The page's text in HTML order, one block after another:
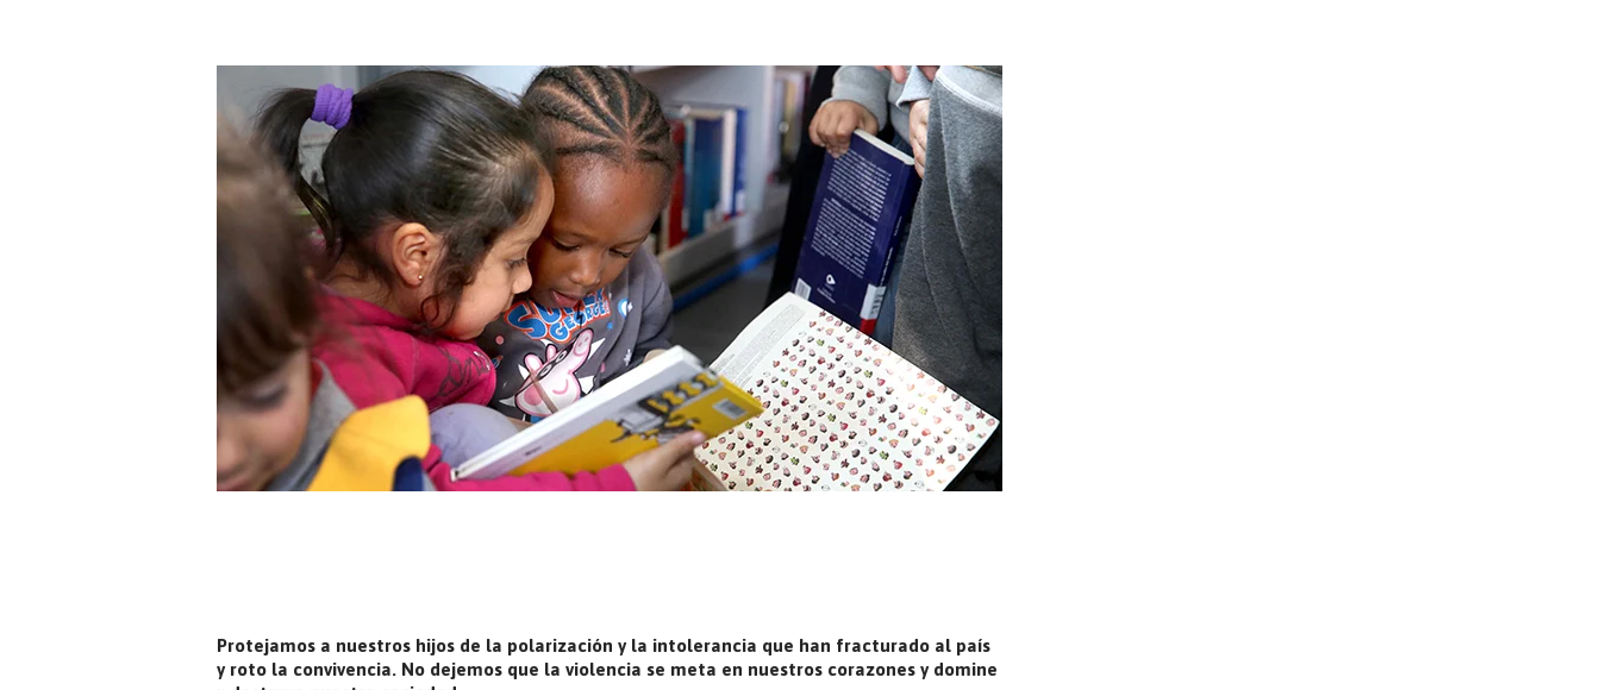
Protejamos a nuestros hijos de la polarización y la intolerancia que han fracturado al país
y roto la convivencia. No dejemos que la violencia se meta en nuestros corazones y domine